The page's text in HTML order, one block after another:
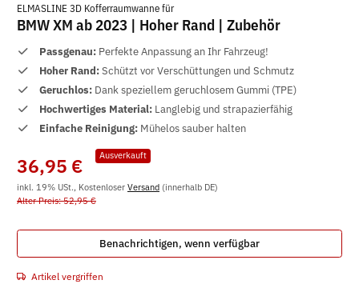
ELMASLINE 3D Kofferraumwanne für
BMW XM ab 2023 | Hoher Rand | Zubehör
Passgenau: Perfekte Anpassung an Ihr Fahrzeug!
Hoher Rand:Schützt vor Verschüttungen und Schmutz
Geruchlos: Dank speziellem geruchlosem Gummi (TPE)
Hochwertiges Material: Langlebig und strapazierfähig
Einfache Reinigung: Mühelos sauber halten
Ausverkauft
36,95 €
inkl. 19% USt., Kostenloser Versand (innerhalb DE)
Alter Preis: 52,95 €
Benachrichtigen, wenn verfügbar
Artikel vergriffen